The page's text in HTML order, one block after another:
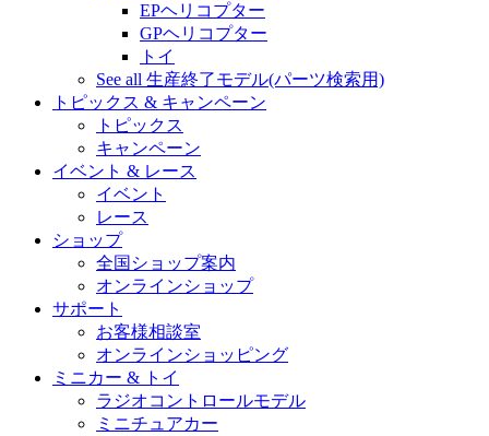
EPヘリコプター
GPヘリコプター
トイ
See all 生産終了モデル(パーツ検索用)
トピックス & キャンペーン
トピックス
キャンペーン
イベント & レース
イベント
レース
ショップ
全国ショップ案内
オンラインショップ
サポート
お客様相談室
オンラインショッピング
ミニカー & トイ
ラジオコントロールモデル
ミニチュアカー